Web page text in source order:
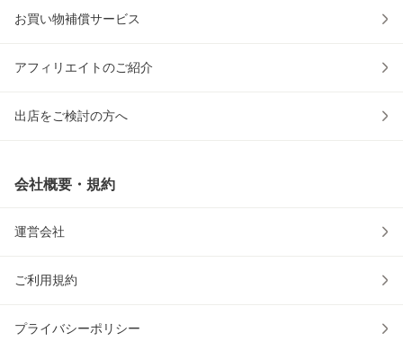
お買い物補償サービス
アフィリエイトのご紹介
出店をご検討の方へ
会社概要・規約
運営会社
ご利用規約
プライバシーポリシー